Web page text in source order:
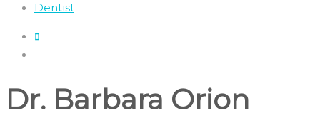
Dentist
Dr. Barbara Orion